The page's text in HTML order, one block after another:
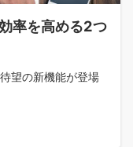
率を高める2つ
望の新機能が登場